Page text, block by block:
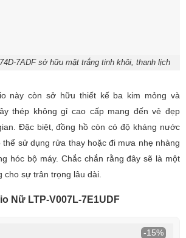
7ADF sở hữu mặt trắng tinh khôi, thanh lịch
này còn sở hữu thiết kế ba kim mỏng và
thép không gỉ cao cấp mang đến vẻ đẹp
Đặc biệt, đồng hồ còn có độ kháng nước
thể sử dụng rửa thay hoặc đi mưa nhẹ nhàng
hóc bộ máy. Chắc chắn rằng đây sẽ là một
sự trân trọng lâu dài.
Nữ LTP-V007L-7E1UDF
-15%